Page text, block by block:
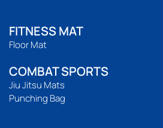
FITNESS MAT
Floor Mat
COMBAT SPORTS
Jiu Jitsu Mats
Punching Bag